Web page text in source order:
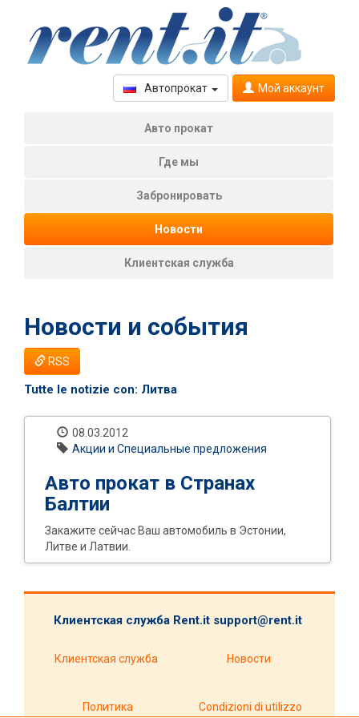
Мой аккаунт
Автопрокат
Aвто прокат
Где мы
Забронировать
Новости
Клиентская служба
Новости и события
RSS
Tutte le notizie con: Литва
08.03.2012
Акции и Специальные предложения
Авто прокат в Странах
Балтии
Закажите сейчас Ваш автомобиль в Эстонии,
Литве и Латвии.
Клиентская служба Rent.it support@rent.it
Клиентская служба Новости
Политика
Condizioni di utilizzo